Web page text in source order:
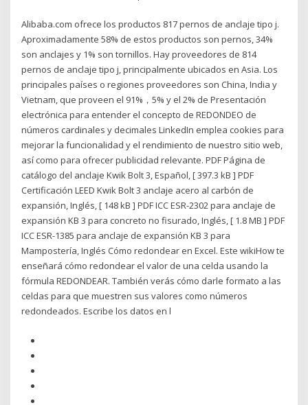
Alibaba.com ofrece los productos 817 pernos de anclaje tipo j.
Aproximadamente 58% de estos productos son pernos, 34%
son anclajes y 1% son tornillos. Hay proveedores de 814
pernos de anclaje tipo j, principalmente ubicados en Asia. Los
principales países o regiones proveedores son China, India y
Vietnam, que proveen el 91%，5% y el 2% de Presentación
electrónica para entender el concepto de REDONDEO de
números cardinales y decimales LinkedIn emplea cookies para
mejorar la funcionalidad y el rendimiento de nuestro sitio web,
así como para ofrecer publicidad relevante. PDF Página de
catálogo del anclaje Kwik Bolt 3, Español, [ 397.3 kB ] PDF
Certificación LEED Kwik Bolt 3 anclaje acero al carbón de
expansión, Inglés, [ 148 kB ] PDF ICC ESR-2302 para anclaje de
expansión KB 3 para concreto no fisurado, Inglés, [ 1.8 MB ] PDF
ICC ESR-1385 para anclaje de expansión KB 3 para
Mampostería, Inglés Cómo redondear en Excel. Este wikiHow te
enseñará cómo redondear el valor de una celda usando la
fórmula REDONDEAR. También verás cómo darle formato a las
celdas para que muestren sus valores como números
redondeados. Escribe los datos en l